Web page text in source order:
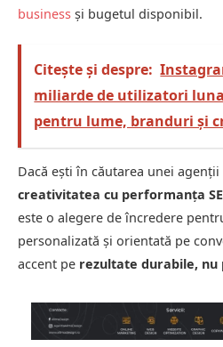
business și bugetul disponibil.
Citește și despre:
miliarde de utilizatori
pentru lume, branduri și
Dacă ești în căutarea unei agenții
creativitatea cu performanța
este o alegere de încredere
personalizată și orientată pe
accent pe rezultate durabile, nu